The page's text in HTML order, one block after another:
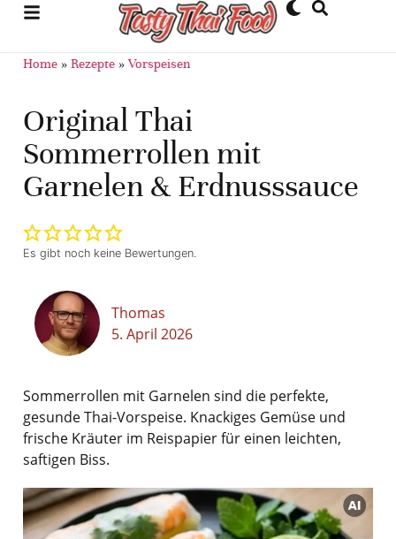
Home» Rezepte» Vorspeisen
Original Thai
Sommerrollen mit
Garnelen & Erdnusssauce
Es gibt noch keine Bewertungen.
Thomas
5. April 2026
Sommerrollen mit Garnelen sind die perfekte,
gesunde Thai-Vorspeise. Knackiges Gemüse und
frische Kräuter im Reispapier für einen leichten,
saftigen Biss.